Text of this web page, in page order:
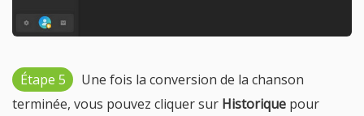
Étape 5
Une fois la conversion de la chanson
terminée, vous pouvez cliquer sur Historique pour